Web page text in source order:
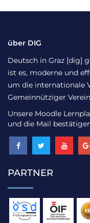
über DIG
Deutsch in Graz [dig]
ist es, moderne und
um die internationale
Gemeinnütziger
Unsere Moodle
und die Mail
PARTNER